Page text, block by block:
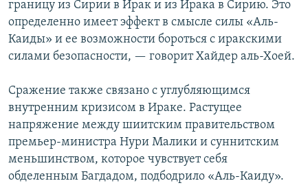
границу из Сирии в Ирак и из Ирака в Сирию. Это
определенно имеет эффект в смысле силы «Аль-
Каиды» и ее возможности бороться с иракскими
силами безопасности, — говорит Хайдер аль-Хоей.
Сражение также связано с углубляющимся
внутренним кризисом в Ираке. Растущее
напряжение между шиитским правительством
премьер-министра Нури Малики и суннитским
меньшинством, которое чувствует себя
обделенным Багдадом, подбодрило «Аль-Каиду».